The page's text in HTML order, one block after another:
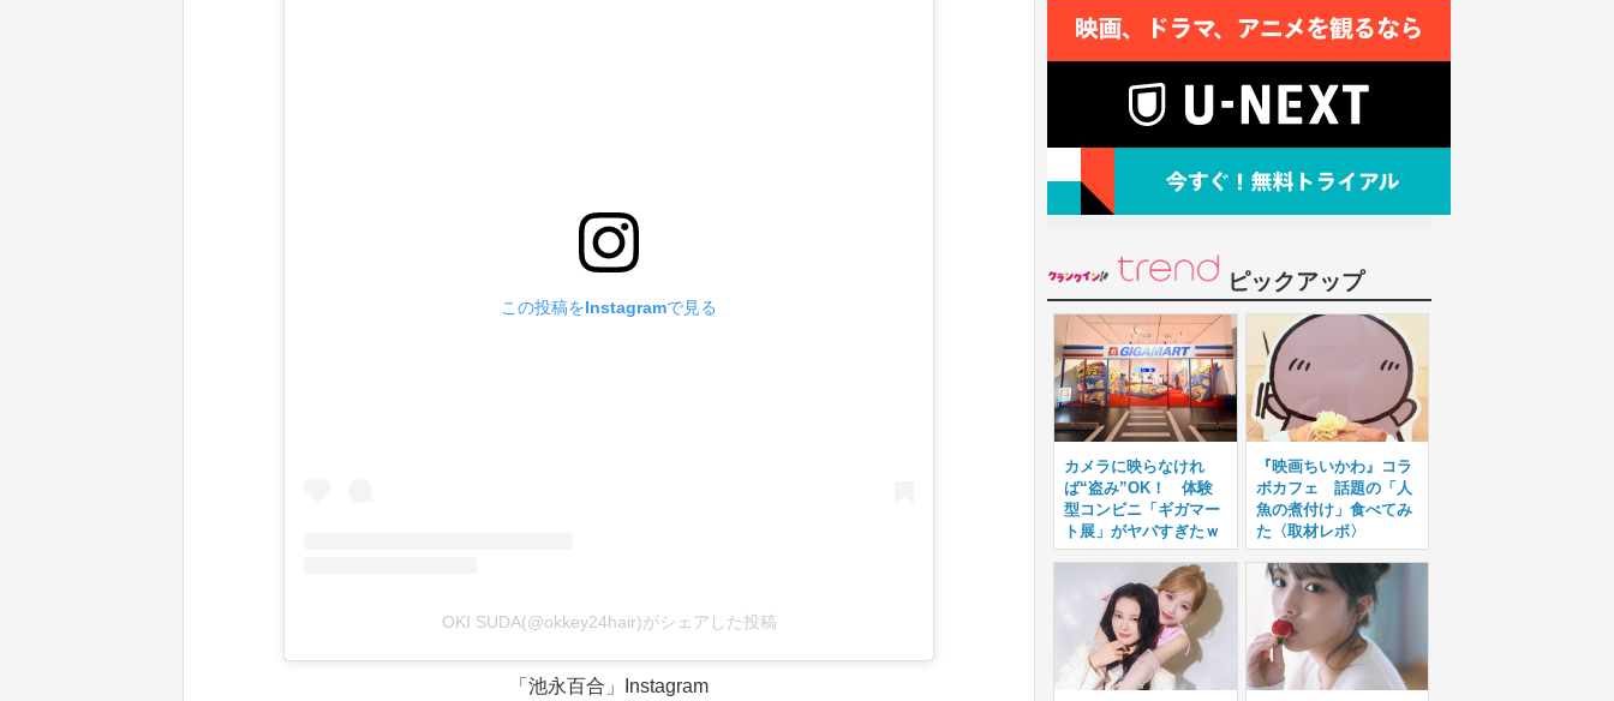
この投稿をInstagramで見る
OKI SUDA(@okkey24hair)がシェアした投稿
「池永百合」Instagram
ピックアップ
カメラに映らなけれ
ば“盗み”OK！ 体験
型コンビニ「ギガマー
ト展」がヤバすぎたｗ
『映画ちいかわ』コラ
ボカフェ 話題の「人
魚の煮付け」食べてみ
た〈取材レポ〉